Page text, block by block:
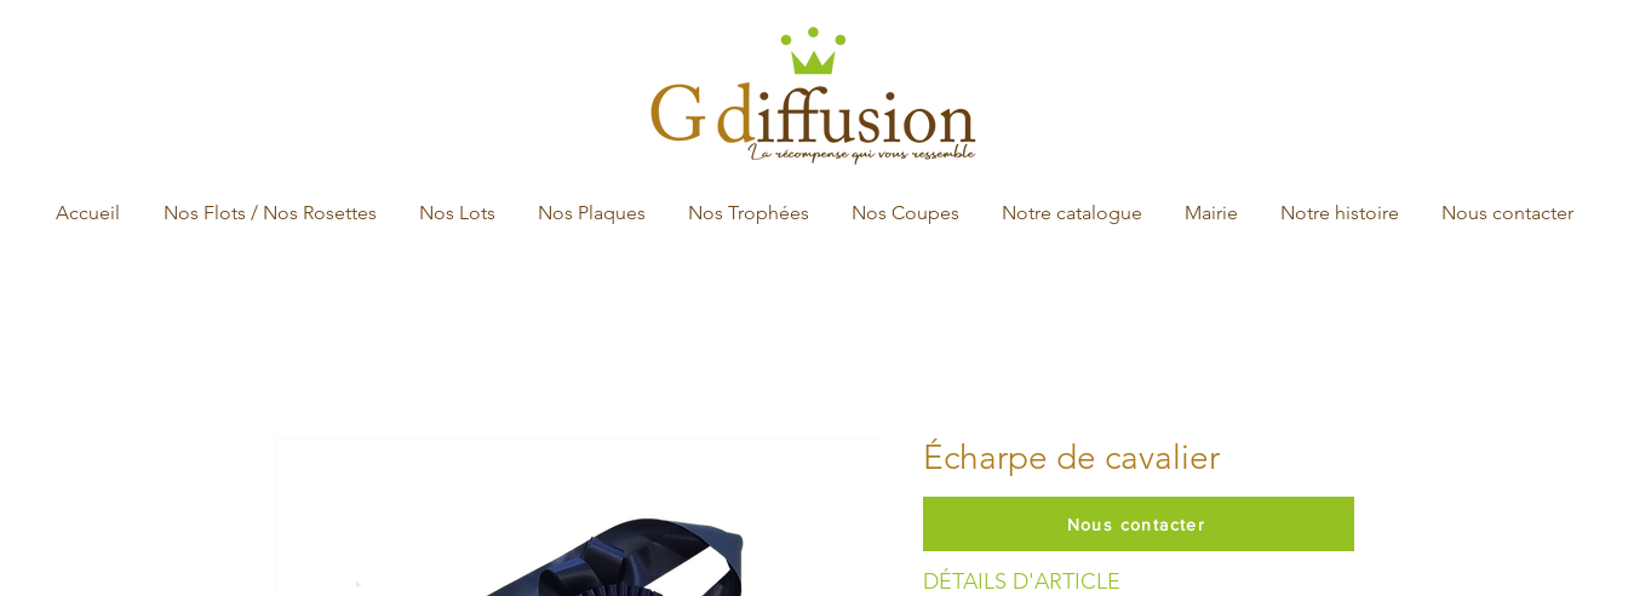
Accueil Nos Flots / Nos Rosettes Nos Lots Nos Plaques Nos Trophées Nos Coupes Notre catalogue Mairie Notre histoire Nous contacter
Écharpe de cavalier
DÉTAILS D'ARTICLE
Nous contacter